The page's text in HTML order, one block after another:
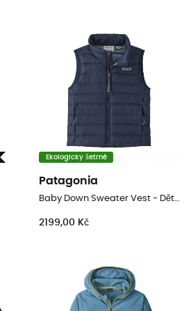
Ekologicky šetrné
Patagonia
2199,00 Kč